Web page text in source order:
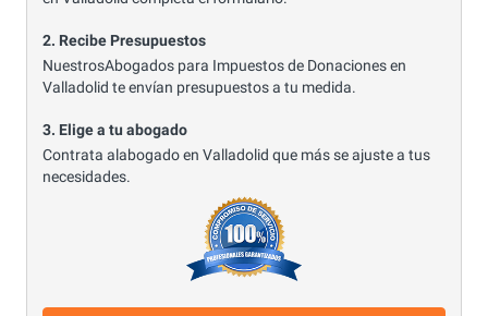
2. Recibe Presupuestos
NuestrosAbogados para Impuestos de Donaciones en
Valladolid te envían presupuestos a tu medida.
3. Elige a tu abogado
Contrata alabogado en Valladolid que más se ajuste a tus
necesidades.